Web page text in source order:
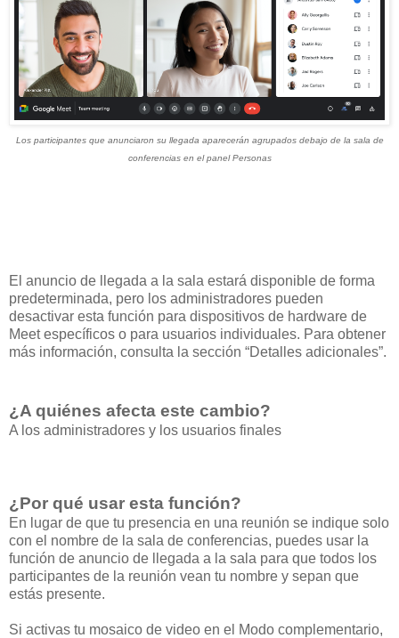
Los participantes que anunciaron su llegada aparecerán agrupados debajo de la sala de
conferencias en el panel Personas
El anuncio de llegada a la sala estará disponible de forma
predeterminada, pero los administradores pueden
desactivar esta función para dispositivos de hardware de
Meet específicos o para usuarios individuales. Para obtener
más información, consulta la sección “Detalles adicionales”.
¿A quiénes afecta este cambio?
A los administradores y los usuarios finales
¿Por qué usar esta función?
En lugar de que tu presencia en una reunión se indique solo
con el nombre de la sala de conferencias, puedes usar la
función de anuncio de llegada a la sala para que todos los
participantes de la reunión vean tu nombre y sepan que
estás presente.
Si activas tu mosaico de video en el Modo complementario,